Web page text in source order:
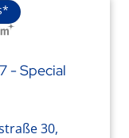
- Special
30,